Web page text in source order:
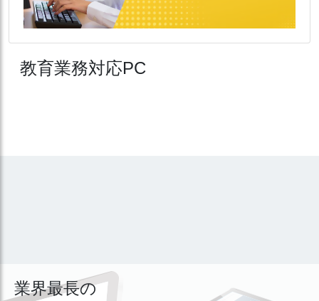
教育業務対応PC
業界最長の